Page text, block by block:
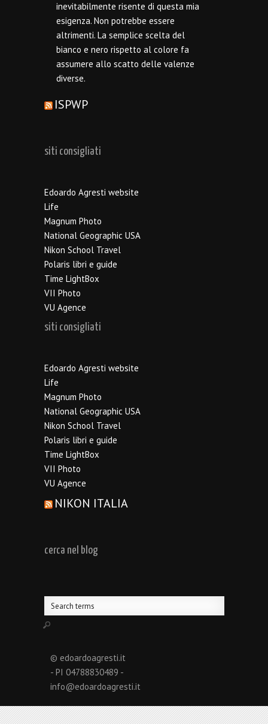
inevitabilmente risente di questa mia
esigenza. Non potrebbe essere
altrimenti. La semplice scelta del
bianco e nero rispetto al colore fa
assumere allo scatto delle valenze
diverse.
ISPWP
siti consigliati
Edoardo Agresti website
Life
Magnum Photo
National Geographic USA
Nikon School Travel
Polaris libri e guide
Time LightBox
VII Photo
VU Agence
siti consigliati
Edoardo Agresti website
Life
Magnum Photo
National Geographic USA
Nikon School Travel
Polaris libri e guide
Time LightBox
VII Photo
VU Agence
NIKON ITALIA
cerca nel blog
© edoardoagresti.it
- PI 04788830489 -
info@edoardoagresti.it